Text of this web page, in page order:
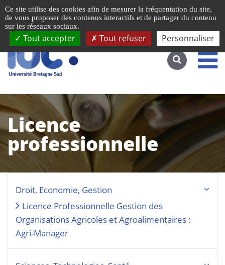
Accéder au site complet
Licence
professionnelle
Droit, Economie, Gestion
Licence Professionnelle Gestion des
Organisations Agricoles et Agroalimentaires :
Agri-Manager
Ce site utilise des cookies afin de mesurer la fréquentation du site,
de vous proposer des contenus interactifs et de partager du contenu
sur les réseaux sociaux.
Tout accepter Tout refuser Personnaliser